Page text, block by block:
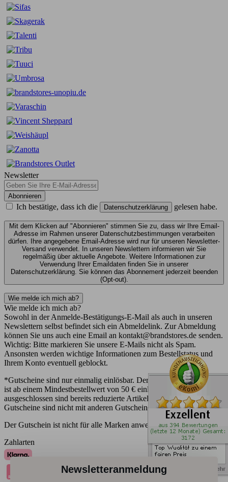
Newsletter
Abonnieren
Ich bestätige, dass ich die Datenschutzerklärung gelesen habe.
Mit dem Klicken auf "Abonnieren" stimmen Sie zu, dass wir Ihre Email-
Adresse im Rahmen unserer Datenschutzbestimmungen verarbeiten
dürfen. Ihre angegebene Email-Adresse wird nur für unseren Newsletter-
Versand verwendet. In unseren Newslettern informieren wir Sie
regelmäßig über aktuelle Angebote. Weitere Informationen zur
Verwendung Ihrer Emaildaten finden Sie in unserer
Datenschutzerklärung. Sie können das Abonnement jederzeit beenden
(Opt-out).
Wie melde ich mich ab?
Wie melde ich mich ab?
Sowohl in der Anmelde-Bestätigungs-E-Mail als auch in unseren
Newslettern selbst befindet sich ein Abmeldelink. Zur Abmeldung
können Sie uns auch eine Email an kontakt@brandstores.de senden.
Wichtig: Bitte markieren Sie unsere E-Mails nicht als Spam.
Ansonsten werden wichtige Informationen zum Bestellstatus und
Ihrem Konto eventuell geblockt.
*Gutscheine sind nur einmalig einlösbar. Der Newsletter-Gutschein
ist ab einem Mindestbestellwert von 50 € einlösbar. Vom Gutschein
ausgeschlossen sind bereits reduzierte Artikel ab 15 % Rabatt.
Gutscheine sind nicht mit anderen Gutscheinen kombinierbar.
Der Gutschein ist nicht für alle Marken anwendbar.
Zahlarten
Newsletteranmeldung